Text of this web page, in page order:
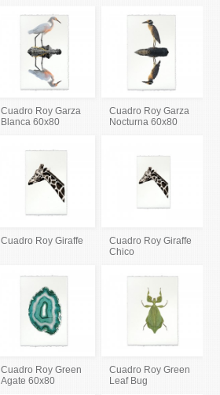
Cuadro Roy Garza
Blanca 60x80
Cuadro Roy Garza
Nocturna 60x80
Cuadro Roy Giraffe
Cuadro Roy Giraffe
Chico
Cuadro Roy Green
Agate 60x80
Cuadro Roy Green
Leaf Bug